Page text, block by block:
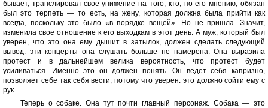
бывает, транслировал свое унижение на того, кто, по его мнению, обязан
был это терпеть — то есть, на жену, которая должна была прийти как
всегда, поскольку это было «в порядке вещей». Но не пришла. Значит,
изменила свое отношение к его выходкам в этот день. А муж, который был
уверен, что это она ему дышит в затылок, должен сделать следующий
вывод: эти концерты она слушать больше не намерена. Она выразила
протест и в дальнейшем велика вероятность, что протест будет
усиливаться. Именно это он должен понять. Он ведет себя капризно,
позволяет себе так себя вести, потому что уверен: это должно сойти ему с
рук.
Теперь о собаке. Она тут почти главный персонаж. Собака — это